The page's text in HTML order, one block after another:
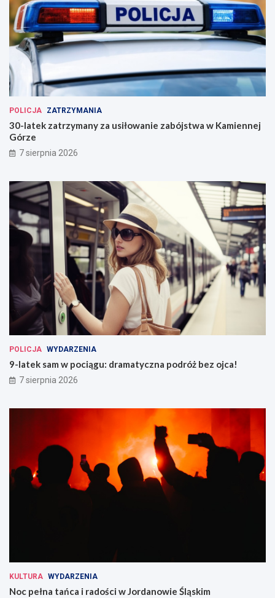
POLICJA ZATRZYMANIA
30-latek zatrzymany za usiłowanie zabójstwa w Kamiennej
Górze
7 sierpnia 2026
POLICJA WYDARZENIA
9-latek sam w pociągu: dramatyczna podróż bez ojca!
7 sierpnia 2026
KULTURA WYDARZENIA
Noc pełna tańca i radości w Jordanowie Śląskim